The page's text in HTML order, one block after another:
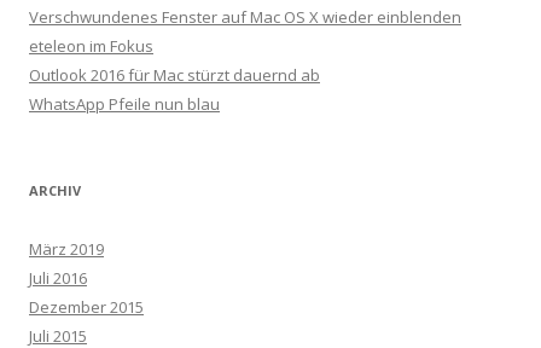
Verschwundenes Fenster auf Mac OS X wieder einblenden
eteleon im Fokus
Outlook 2016 für Mac stürzt dauernd ab
WhatsApp Pfeile nun blau
ARCHIV
März 2019
Juli 2016
Dezember 2015
Juli 2015